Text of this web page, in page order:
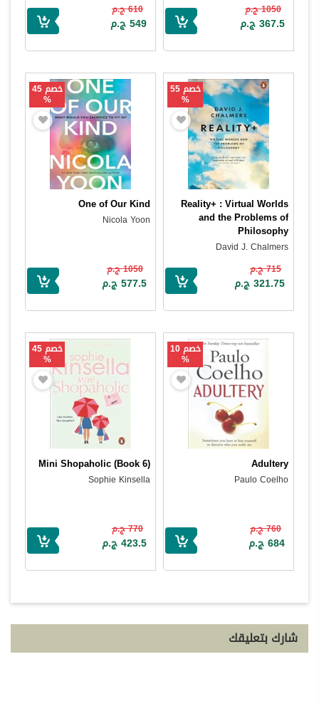
1050 ج.م
367.5 ج.م
610 ج.م
549 ج.م
خصم 55
%
Reality+ : Virtual Worlds
and the Problems of
Philosophy
David J. Chalmers
715 ج.م
321.75 ج.م
خصم 45
%
One of Our Kind
Nicola Yoon
1050 ج.م
577.5 ج.م
خصم 10
%
Adultery
Paulo Coelho
760 ج.م
684 ج.م
خصم 45
%
Mini Shopaholic (Book 6)
Sophie Kinsella
770 ج.م
423.5 ج.م
شارك بتعليقك